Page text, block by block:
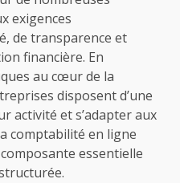
exigences
de transparence et
financière. En
au cœur de la
disposent d’une
activité et s’adapter aux
comptabilité en ligne
essentielle